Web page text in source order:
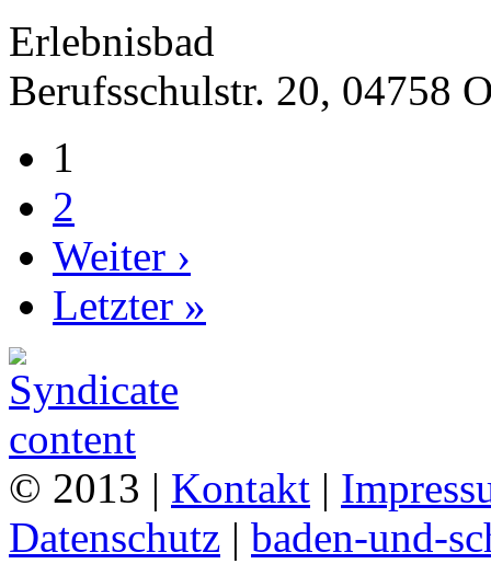
Erlebnisbad
Berufsschulstr. 20, 04758
1
2
Weiter ›
Letzter »
© 2013 | Kontakt |
Datenschutz | baden-und-